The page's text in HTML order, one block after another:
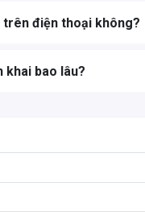
trên điện thoại không?
khai bao lâu?